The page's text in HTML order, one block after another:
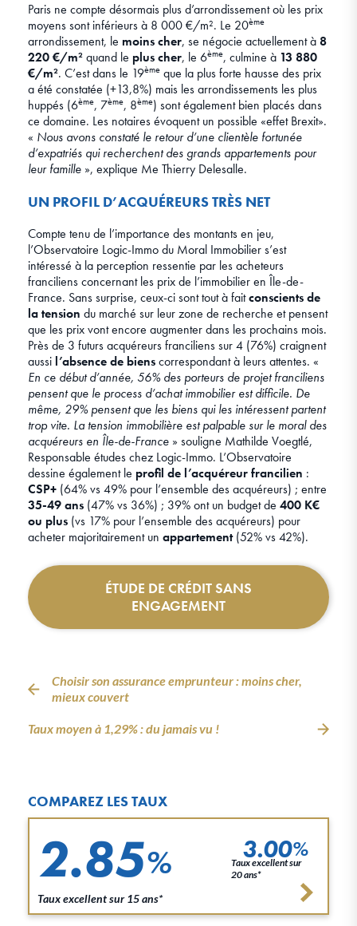
Paris ne compte désormais plus d’arrondissement où les prix
moyens sont inférieurs à 8 000 €/m². Le 20ème
arrondissement, le moins cher, se négocie actuellement à8
220 €/m²quand le plus cher, le 6ème, culmine à 13 880
€/m². C’est dans le 19ème que la plus forte hausse des prix
a été constatée (+13,8%) mais les arrondissements les plus
huppés (6ème, 7ème, 8ème) sont également bien placés dans
ce domaine. Les notaires évoquent un possible «effet Brexit».
« Nous avons constaté le retour d’une clientèle fortunée
d’expatriés qui recherchent des grands appartements pour
leur famille », explique Me Thierry Delesalle.
UN PROFIL D’ACQUÉREURS TRÈS NET
Compte tenu de l’importance des montants en jeu,
l’Observatoire Logic-Immo du Moral Immobilier s’est
intéressé à la perception ressentie par les acheteurs
franciliens concernant les prix de l’immobilier en Île-de-
France. Sans surprise, ceux-ci sont tout à faitconscients de
la tension du marché sur leur zone de recherche et pensent
que les prix vont encore augmenter dans les prochains mois.
Près de 3 futurs acquéreurs franciliens sur 4 (76%) craignent
aussi l’absence de bienscorrespondant à leurs attentes. «
En ce début d’année, 56% des porteurs de projet franciliens
pensent que le process d’achat immobilier est difficile. De
même, 29% pensent que les biens qui les intéressent partent
trop vite. La tension immobilière est palpable sur le moral des
acquéreurs en Île-de-France » souligne Mathilde Voegtlé,
Responsable études chez Logic-Immo. L’Observatoire
dessine également le profil de l’acquéreur francilien :
CSP+ (64% vs 49% pour l’ensemble des acquéreurs) ; entre
35-49 ans (47% vs 36%) ; 39% ont un budget de 400 K€
ou plus (vs 17% pour l’ensemble des acquéreurs) pour
acheter majoritairement un appartement(52% vs 42%).
ÉTUDE DE CRÉDIT SANS
ENGAGEMENT
Choisir son assurance emprunteur : moins cher,
mieux couvert
Taux moyen à 1,29% : du jamais vu !
COMPAREZ LES TAUX
2.85%
Taux excellent sur 15 ans*
3.00%
Taux excellent sur
20 ans*